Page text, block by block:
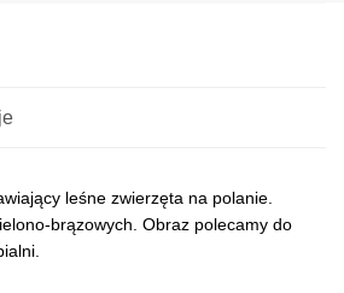
leśne zwierzęta na polanie.
brązowych. Obraz polecamy do